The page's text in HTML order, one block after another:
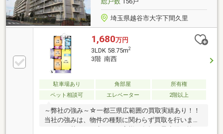
埼玉県越谷市大字下間久里
1,680万円
3LDK 58.75m2
3階 南西
駐車場あり 角部屋
所有権
ペット相談可
エレベーター 2階以上
～弊社の強み～☆一都三県広範囲の買取実績あり！！
当社の強みは、物件の種類に関わらず買取を行いま